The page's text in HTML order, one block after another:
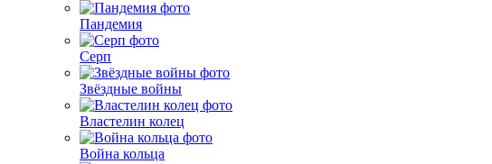
Пандемия
Серп
Звёздные войны
Властелин колец
Война кольца